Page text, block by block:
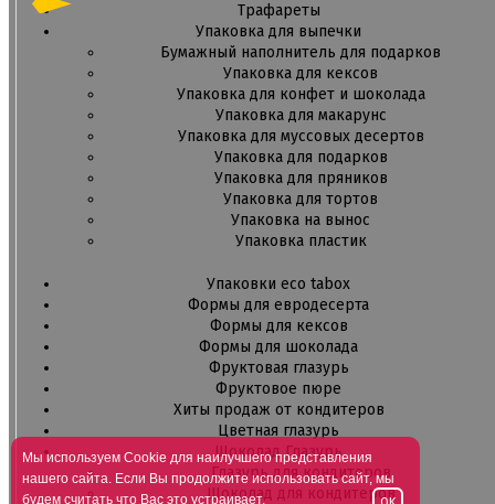
Трафареты
Упаковка для выпечки
Бумажный наполнитель для подарков
Упаковка для кексов
Упаковка для конфет и шоколада
Упаковка для макарунс
Упаковка для муссовых десертов
Упаковка для подарков
Упаковка для пряников
Упаковка для тортов
Упаковка на вынос
Упаковка пластик
Упаковки eco tabox
Формы для евродесерта
Формы для кексов
Формы для шоколада
Фруктовая глазурь
Фруктовое пюре
Хиты продаж от кондитеров
Цветная глазурь
Шоколад Глазурь
Глазурь для кондитеров
Шоколад для кондитеров
Мы используем Cookie для наилучшего представления
нашего сайта. Если Вы продолжите использовать сайт, мы
будем считать что Вас это устраивает.